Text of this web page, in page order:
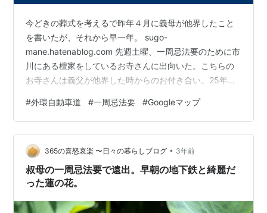
今どきの葬式を考えるで昨年４月に義母が他界したこと
を書いたが、それから早一年。 sugo-
mane.hatenablog.com 先週土曜、一周忌法要のために市
川にある檀家をしているお寺さんに出向いた。こちらの
お寺さんは義父が他界した時からのお付き合い。25年以
おらず、千葉の自宅から京葉道路で市川ICまで行った
ら、あとはひたすら下道を進んで、およそ1時間ほどの行
程だった。今は京葉ジャンクションで外環（C3）に合
流、松戸ICで降りれば、そこからおよそ5分ほどで到着。
初めての道だったが、四年ぶりの国内旅行（一日目）の
ときと同様にGoogleマップに…
#外環自動車道 #一周忌法要 #Googleマップ
365の喜怒哀楽 〜日々の暮らしブログ • 3年前
叔母の一周忌法要で遠出。早朝の地下鉄と綺麗だ
った蓮の花。